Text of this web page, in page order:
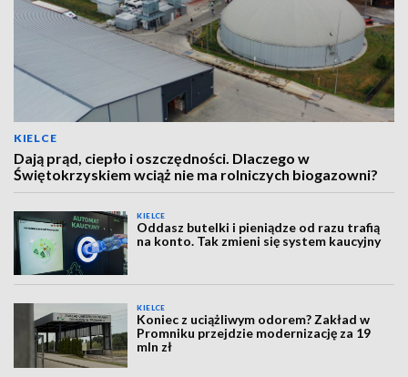
KIELCE
Dają prąd, ciepło i oszczędności. Dlaczego w
Świętokrzyskiem wciąż nie ma rolniczych biogazowni?
KIELCE
Oddasz butelki i pieniądze od razu trafią
na konto. Tak zmieni się system kaucyjny
KIELCE
Koniec z uciążliwym odorem? Zakład w
Promniku przejdzie modernizację za 19
mln zł